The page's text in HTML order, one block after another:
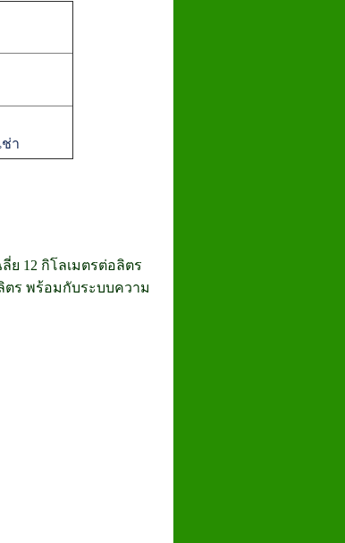
า
ย 12 กิโลเมตรต่อลิตร
ตร พร้อมกับระบบความ